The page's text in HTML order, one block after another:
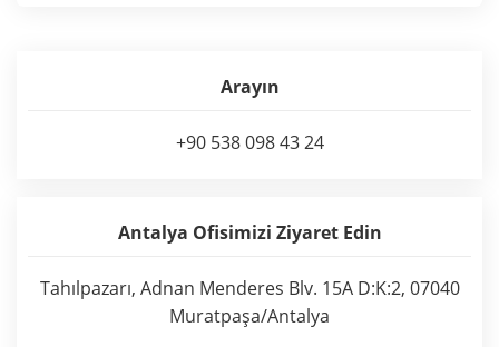
Arayın
+90 538 098 43 24
Antalya Ofisimizi Ziyaret Edin
Tahılpazarı, Adnan Menderes Blv. 15A D:K:2, 07040
Muratpaşa/Antalya